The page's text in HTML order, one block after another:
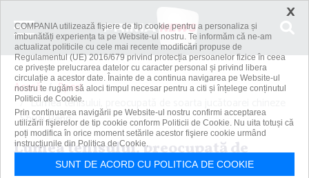
Acasă
Sport
Lumea tenisului, preocupată de soarta jucătoarei chineze
Shuai Peng
Lumea tenisului, preocupată de
soarta jucătoarei chineze Shuai Peng
×
COMPANIA utilizează fişiere de tip cookie pentru a personaliza și
îmbunătăți experiența ta pe Website-ul nostru. Te informăm că ne-am
actualizat politicile cu cele mai recente modificări propuse de
Regulamentul (UE) 2016/679 privind protecția persoanelor fizice în ceea
ce privește prelucrarea datelor cu caracter personal și privind libera
circulație a acestor date. Înainte de a continua navigarea pe Website-ul
nostru te rugăm să aloci timpul necesar pentru a citi și înțelege conținutul
Politicii de Cookie.
Prin continuarea navigării pe Website-ul nostru confirmi acceptarea
utilizării fişierelor de tip cookie conform Politicii de Cookie. Nu uita totuși că
poți modifica în orice moment setările acestor fişiere cookie urmând
instrucțiunile din Politica de Cookie.
SUNT DE ACORD CU POLITICA DE COOKIE